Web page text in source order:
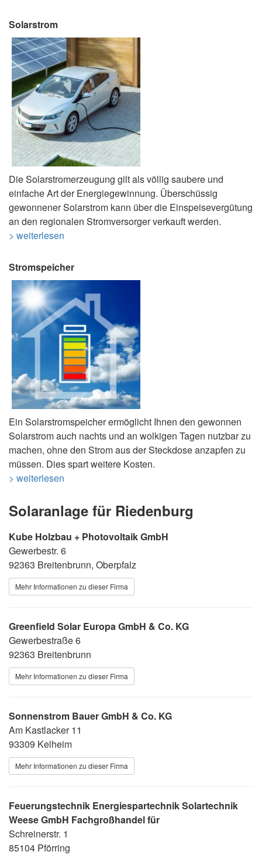
Solarstrom
Die Solarstromerzeugung gilt als völlig saubere und
einfache Art der Energiegewinnung. Überschüssig
gewonnener Solarstrom kann über die Einspeisevergütung
an den regionalen Stromversorger verkauft werden.
> weiterlesen
Stromspeicher
Ein Solarstromspeicher ermöglicht Ihnen den gewonnen
Solarstrom auch nachts und an wolkigen Tagen nutzbar zu
machen, ohne den Strom aus der Steckdose anzapfen zu
müssen. Dies spart weitere Kosten.
> weiterlesen
Solaranlage für Riedenburg
Kube Holzbau + Photovoltaik GmbH
Gewerbestr. 6
92363 Breitenbrunn, Oberpfalz
Mehr Informationen zu dieser Firma
Greenfield Solar Europa GmbH & Co. KG
Gewerbestraße 6
92363 Breitenbrunn
Mehr Informationen zu dieser Firma
Sonnenstrom Bauer GmbH & Co. KG
Am Kastlacker 11
93309 Kelheim
Mehr Informationen zu dieser Firma
Feuerungstechnik Energiespartechnik Solartechnik
Weese GmbH Fachgroßhandel für
Schreinerstr. 1
85104 Pförring